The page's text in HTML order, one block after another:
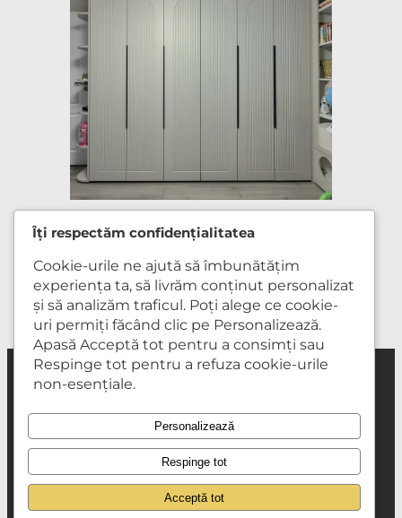
Mobilă la comandă
Regulament campanie
© Wood Studio 2026 – Creat de GLEEV
Îți respectăm confidențialitatea
Cookie-urile ne ajută să îmbunătățim
experiența ta, să livrăm conținut personalizat
și să analizăm traficul. Poți alege ce cookie-
uri permiți făcând clic pe Personalizează.
Apasă Acceptă tot pentru a consimți sau
Respinge tot pentru a refuza cookie-urile
non-esențiale.
Personalizează
Respinge tot
Acceptă tot